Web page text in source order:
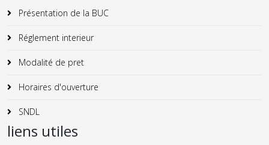
Présentation de la BUC
Réglement interieur
Modalité de pret
Horaires d'ouverture
SNDL
liens utiles